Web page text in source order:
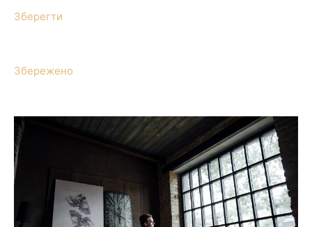
Зберегти
Збережено